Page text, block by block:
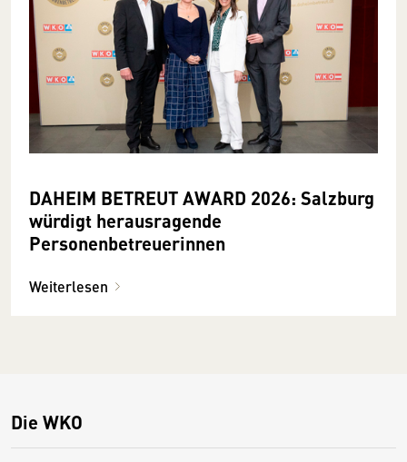
DAHEIM BETREUT AWARD 2026: Salzburg
würdigt herausragende
Personenbetreuerinnen
Weiterlesen
Die WKO